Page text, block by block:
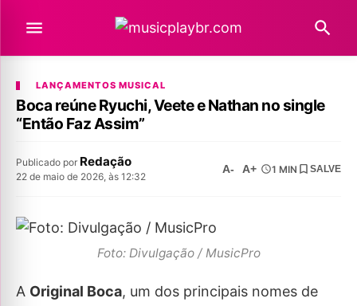
LANÇAMENTOS MUSICAL
Boca reúne Ryuchi, Veete e Nathan no single
“Então Faz Assim”
Publicado por Redação
22 de maio de 2026, às 12:32
A- A+ 1 MIN SALVE
Foto: Divulgação / MusicPro
A Original Boca, um dos principais nomes de